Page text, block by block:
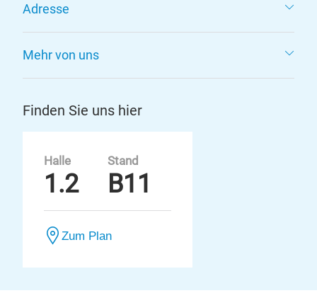
Adresse
Mehr von uns
Finden Sie uns hier
Halle
1.2
Stand
B11
Zum Plan